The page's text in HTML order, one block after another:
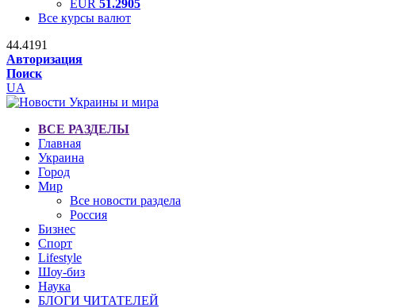
EUR 51.2905
Все курсы валют
44.4191
Авторизация
Поиск
UA
ВСЕ РАЗДЕЛЫ
Главная
Украина
Город
Мир
Все новости раздела
Россия
Бизнес
Спорт
Lifestyle
Шоу-биз
Наука
БЛОГИ ЧИТАТЕЛЕЙ